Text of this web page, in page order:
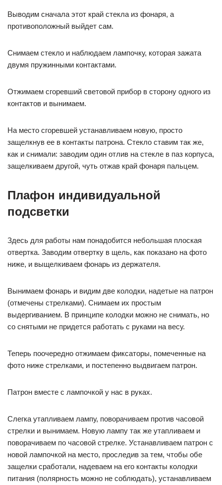
Выводим сначала этот край стекла из фонаря, а
противоположный выйдет сам.
Снимаем стекло и наблюдаем лампочку, которая зажата
двумя пружинными контактами.
Отжимаем сгоревший световой прибор в сторону одного из
контактов и вынимаем.
На место сгоревшей устанавливаем новую, просто
защелкнув ее в контакты патрона. Стекло ставим так же,
как и снимали: заводим один отлив на стекле в паз корпуса,
защелкиваем другой, чуть отжав край фонаря пальцем.
Плафон индивидуальной
подсветки
Здесь для работы нам понадобится небольшая плоская
отвертка. Заводим отвертку в щель, как показано на фото
ниже, и выщелкиваем фонарь из держателя.
Вынимаем фонарь и видим две колодки, надетые на патрон
(отмечены стрелками). Снимаем их простым
выдергиванием. В принципе колодки можно не снимать, но
со снятыми не придется работать с руками на весу.
Теперь поочередно отжимаем фиксаторы, помеченные на
фото ниже стрелками, и постепенно выдвигаем патрон.
Патрон вместе с лампочкой у нас в руках.
Слегка утапливаем лампу, поворачиваем против часовой
стрелки и вынимаем. Новую лампу так же утапливаем и
поворачиваем по часовой стрелке. Устанавливаем патрон с
новой лампочкой на место, проследив за тем, чтобы обе
защелки сработали, надеваем на его контакты колодки
питания (полярность можно не соблюдать), устанавливаем